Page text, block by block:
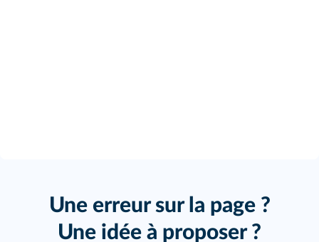
Une erreur sur la page ?
Une idée à proposer ?